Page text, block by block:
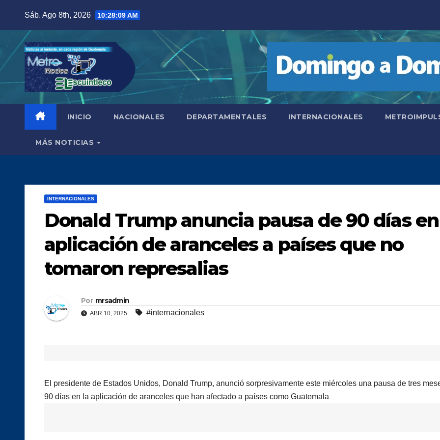
contenido
Sáb. Ago 8th, 2026 10:28:10 AM
INICIO NACIONALES DEPARTAMENTALES INTERNACIONALES
MÁS NOTICIAS
INTERNACIONALES
Donald Trump anuncia pausa de 90 días en
aplicación de aranceles a países que no
tomaron represalias
Por mrsadmin
ABR 10, 2025 #internacionales
El presidente de Estados Unidos, Donald Trump, anunció sorpresivamente este miércoles una pausa de tres
90 días en la aplicación de aranceles que han afectado a países como Guatemala